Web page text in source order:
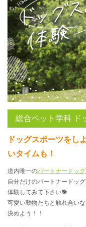
総合ペット学科 ド
ドッグスポーツを
いタイムも！
道内唯一のパートナードッ
自分だけのパートナードッ
体験してみて下さい🐕
可愛い動物たちと触れ合い
決めよう！！